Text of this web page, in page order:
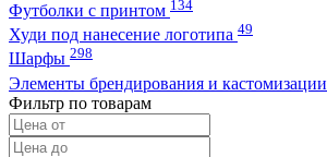
Футболки с принтом 134
Худи под нанесение логотипа 49
Шарфы 298
Элементы брендирования и кастомизации
Фильтр по товарам